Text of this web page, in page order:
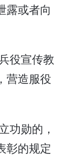
露或者向
役宣传教
营造服役
功勋的，
彰的规定